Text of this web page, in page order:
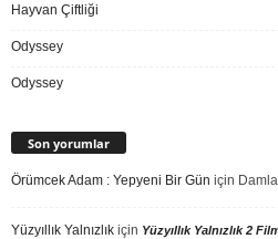
Hayvan Çiftliği
Odyssey
Odyssey
Son yorumlar
Örümcek Adam : Yepyeni Bir Gün için Damla
Yüzyıllık Yalnızlık için Yüzyıllık Yalnızlık 2